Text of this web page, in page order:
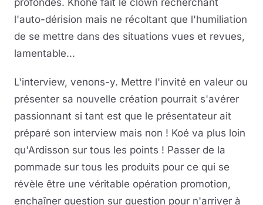
profondes. Khohé fait le clown recherchant
l'auto-dérision mais ne récoltant que l'humiliation
de se mettre dans des situations vues et revues,
lamentable...
L'interview, venons-y. Mettre l'invité en valeur ou
présenter sa nouvelle création pourrait s'avérer
passionnant si tant est que le présentateur ait
préparé son interview mais non ! Koé va plus loin
qu'Ardisson sur tous les points ! Passer de la
pommade sur tous les produits pour ce qui se
révèle être une véritable opération promotion,
enchaîner question sur question pour n'arriver à